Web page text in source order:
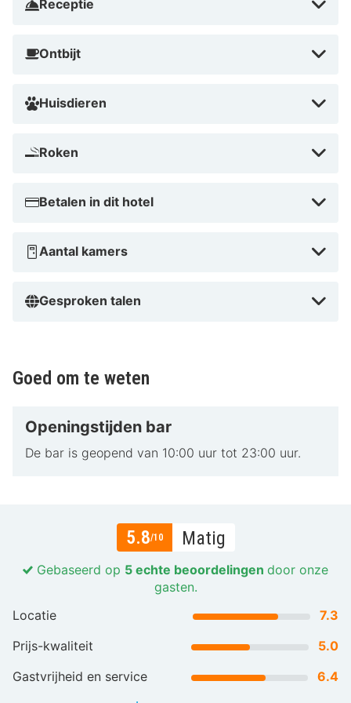
Receptie
Ontbijt
Huisdieren
Roken
Betalen in dit hotel
Aantal kamers
Gesproken talen
Goed om te weten
Openingstijden bar
De bar is geopend van 10:00 uur tot 23:00 uur.
5.8/10 Matig
Gebaseerd op 5 echte beoordelingen door onze
gasten.
Locatie
7.3
Prijs-kwaliteit
5.0
Gastvrijheid en service
6.4